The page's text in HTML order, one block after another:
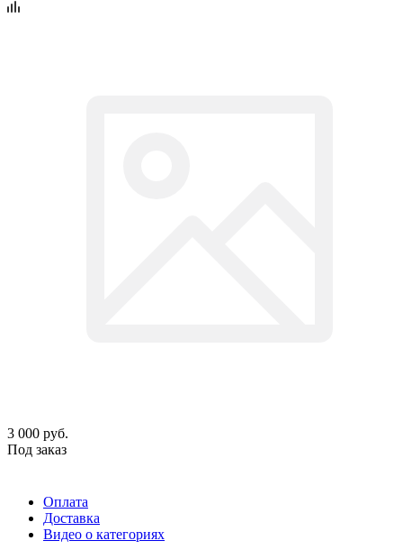
3 000 руб.
Под заказ
Оплата
Доставка
Видео о категориях